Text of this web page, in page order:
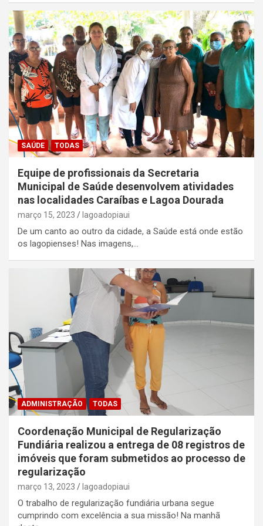
SAÚDE TODAS
Equipe de profissionais da Secretaria
Municipal de Saúde desenvolvem atividades
nas localidades Caraíbas e Lagoa Dourada
março 15, 2023 lagoadopiaui
De um canto ao outro da cidade, a Saúde está onde estão
os lagopienses! Nas imagens,…
ADMINISTRAÇÃO TODAS
Coordenação Municipal de Regularização
Fundiária realizou a entrega de 08 registros de
imóveis que foram submetidos ao processo de
regularização
março 13, 2023 lagoadopiaui
O trabalho de regularização fundiária urbana segue
cumprindo com excelência a sua missão! Na manhã